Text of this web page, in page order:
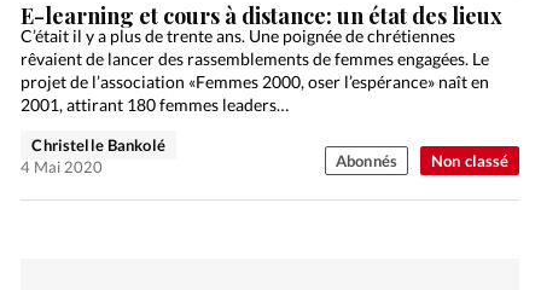
Non classé
E-learning et cours à distance: un état des lieux
C’était il y a plus de trente ans. Une poignée de chrétiennes
rêvaient de lancer des rassemblements de femmes engagées. Le
projet de l’association «Femmes 2000, oser l’espérance» naît en
2001, attirant 180 femmes leaders…
Christelle Bankolé
4 Mai 2020
Abonnés